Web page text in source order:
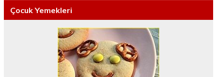
Çocuk Yemekleri